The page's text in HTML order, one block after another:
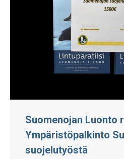
Suomenojan Luonto
Ympäristöpalkinto
suojelutyöstä